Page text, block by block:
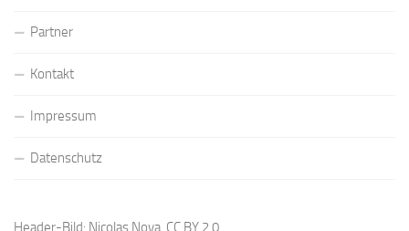
Partner
Kontakt
Impressum
Datenschutz
Header-Bild: Nicolas Nova, CC BY 2.0